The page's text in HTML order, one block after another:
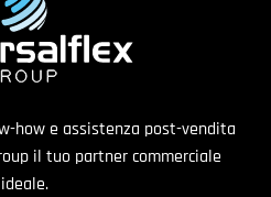
how e assistenza post-vendita
il tuo partner commerciale
ideale.